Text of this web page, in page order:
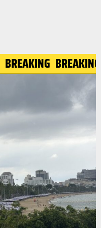
BREAKING BREAKING